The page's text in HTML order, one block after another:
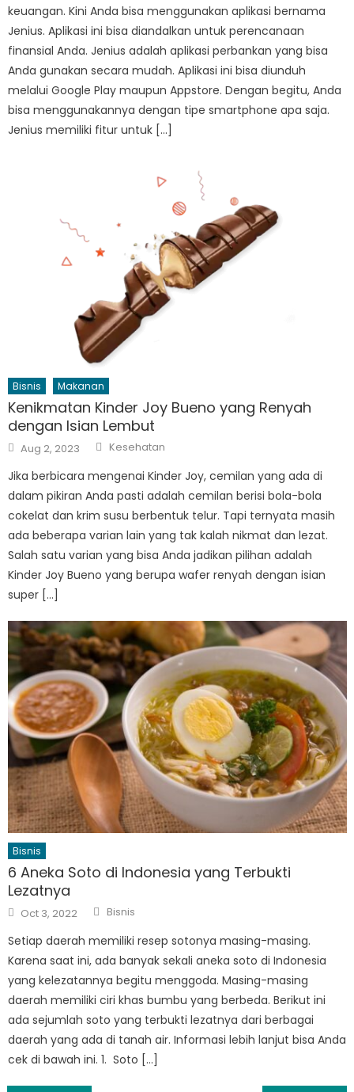
keuangan. Kini Anda bisa menggunakan aplikasi bernama
Jenius. Aplikasi ini bisa diandalkan untuk perencanaan
finansial Anda. Jenius adalah aplikasi perbankan yang bisa
Anda gunakan secara mudah. Aplikasi ini bisa diunduh
melalui Google Play maupun Appstore. Dengan begitu, Anda
bisa menggunakannya dengan tipe smartphone apa saja.
Jenius memiliki fitur untuk […]
Bisnis Makanan
Kenikmatan Kinder Joy Bueno yang Renyah
dengan Isian Lembut
Posted
on
Aug 2, 2023 Author
Kesehatan
Jika berbicara mengenai Kinder Joy, cemilan yang ada di
dalam pikiran Anda pasti adalah cemilan berisi bola-bola
cokelat dan krim susu berbentuk telur. Tapi ternyata masih
ada beberapa varian lain yang tak kalah nikmat dan lezat.
Salah satu varian yang bisa Anda jadikan pilihan adalah
Kinder Joy Bueno yang berupa wafer renyah dengan isian
super […]
Bisnis
6 Aneka Soto di Indonesia yang Terbukti
Lezatnya
Posted
on
Oct 3, 2022 Author
Bisnis
Setiap daerah memiliki resep sotonya masing-masing.
Karena saat ini, ada banyak sekali aneka soto di Indonesia
yang kelezatannya begitu menggoda. Masing-masing
daerah memiliki ciri khas bumbu yang berbeda. Berikut ini
ada sejumlah soto yang terbukti lezatnya dari berbagai
daerah yang ada di tanah air. Informasi lebih lanjut bisa Anda
cek di bawah ini. 1. Soto […]